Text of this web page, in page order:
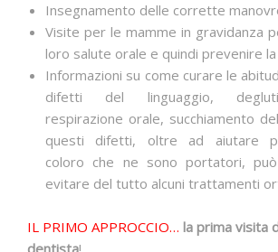
Insegnamento delle corrette
Visite per le mamme in gravidanza
loro salute orale e quindi prevenire
Informazioni su come curare le
difetti del linguaggio,
respirazione orale, succhiamento
questi difetti, oltre ad aiutare
coloro che ne sono portatori,
evitare del tutto alcuni trattamenti
IL PRIMO APPROCCIO… la prima visita
dentista!